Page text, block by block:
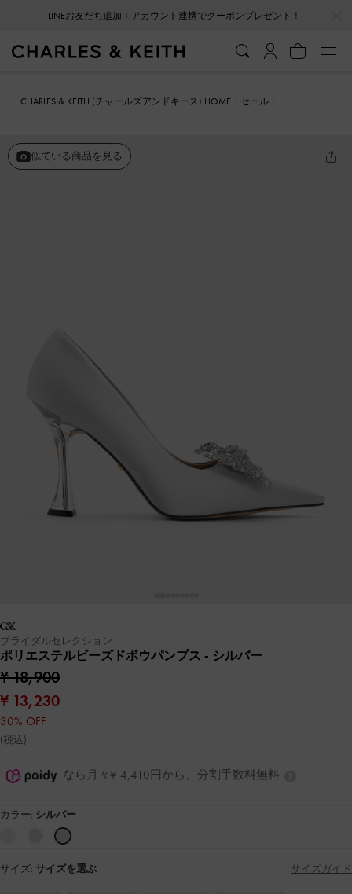
LINEお友だち追加＋アカウント連携でクーポンプレゼント！
CHARLES & KEITH (チャールズアンドキース) HOME
セール
似ている商品を見る
ブライダルセレクション
ポリエステルビーズドボウパンプス - シルバー
¥ 18,900
¥ 13,230
30% OFF
(税込)
なら月々¥ 4,410円から。分割手数料無料
カラー: シルバー
サイズ: サイズを選ぶ サイズガイド